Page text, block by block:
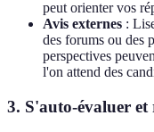
peut orienter vos
Avis externes :
des forums ou des
perspectives
l'on attend des
3. S'auto-évaluer